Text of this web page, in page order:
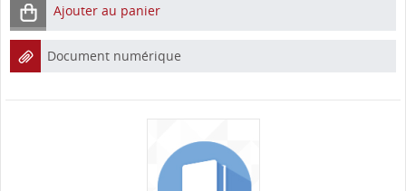
Ajouter au panier
Document numérique